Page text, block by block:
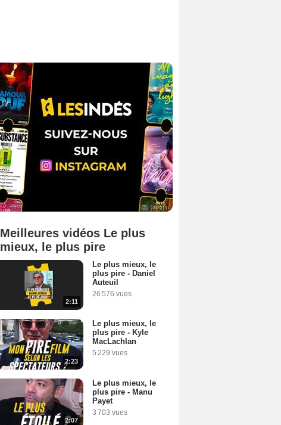
Meilleures vidéos Le plus
mieux, le plus pire
2:11
Le plus mieux, le
plus pire - Daniel
Auteuil
26 576 vues
2:23
Le plus mieux, le
plus pire - Kyle
MacLachlan
5 229 vues
2:07
Le plus mieux, le
plus pire - Manu
Payet
3 703 vues